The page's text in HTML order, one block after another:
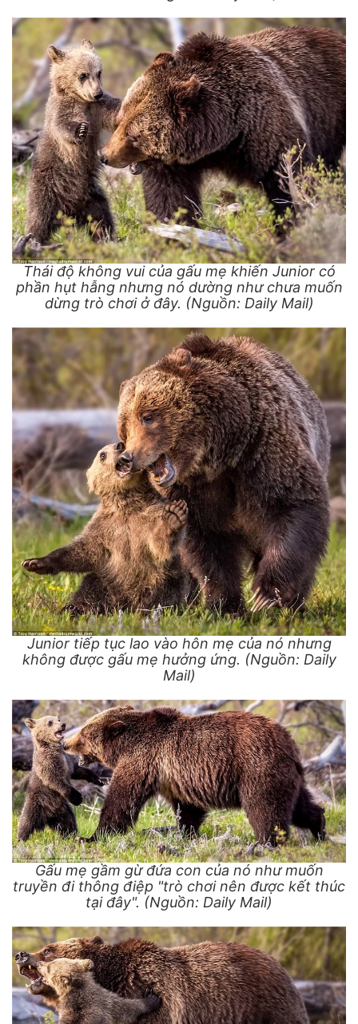
Thái độ không vui của gấu mẹ khiến Junior có
phần hụt hẫng nhưng nó dường như chưa muốn
dừng trò chơi ở đây. (Nguồn: Daily Mail)
Junior tiếp tục lao vào hôn mẹ của nó nhưng
không được gấu mẹ hưởng ứng. (Nguồn: Daily
Mail)
Gấu mẹ gầm gừ đứa con của nó như muốn
truyền đi thông điệp "trò chơi nên được kết thúc
tại đây". (Nguồn: Daily Mail)